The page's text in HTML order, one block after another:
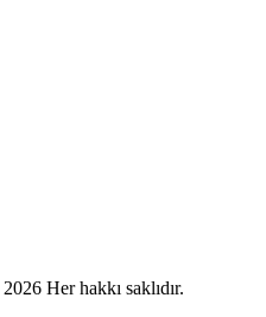
2026 Her hakkı saklıdır.